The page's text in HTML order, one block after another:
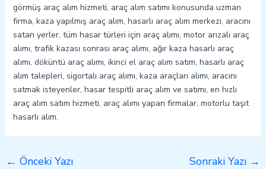
görmüş araç alım hizmeti, araç alım satımı konusunda uzman
firma, kaza yapılmış araç alım, hasarlı araç alım merkezi, aracını
satan yerler, tüm hasar türleri için araç alımı, motor arızalı araç
alımı, trafik kazası sonrası araç alımı, ağır kaza hasarlı araç
alımı, döküntü araç alımı, ikinci el araç alım satım, hasarlı araç
alım talepleri, sigortalı araç alımı, kaza araçları alımı, aracını
satmak isteyenler, hasar tespitli araç alım ve satımı, en hızlı
araç alım satım hizmeti, araç alımı yapan firmalar, motorlu taşıt
hasarlı alım.
← Önceki Yazı Sonraki Yazı →